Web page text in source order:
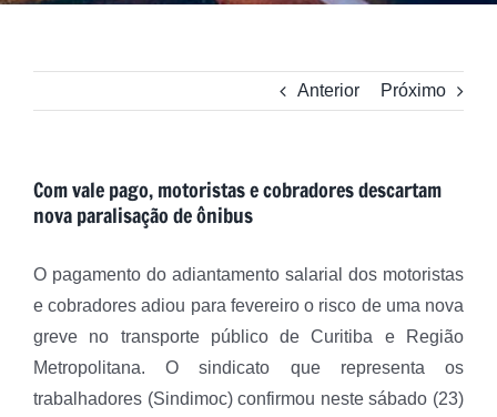
Anterior Próximo
Com vale pago, motoristas e cobradores descartam
nova paralisação de ônibus
O pagamento do adiantamento salarial dos motoristas
e cobradores adiou para fevereiro o risco de uma nova
greve no transporte público de Curitiba e Região
Metropolitana. O sindicato que representa os
trabalhadores (Sindimoc) confirmou neste sábado (23)